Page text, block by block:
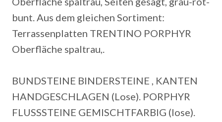
bunt. Aus dem gleichen Sortiment:
Terrassenplatten TRENTINO PORPHYR
Oberfläche spaltrau,.
BUNDSTEINE BINDERSTEINE , KANTEN
HANDGESCHLAGEN (Lose). PORPHYR
FLUSSSTEINE GEMISCHTFARBIG (lose).